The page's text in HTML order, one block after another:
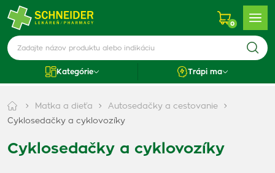
0
Kategórie Trápi ma
Matka a dieťa
Autosedačky a cestovanie
Cyklosedačky a cyklovozíky
Cyklosedačky a cyklovozíky